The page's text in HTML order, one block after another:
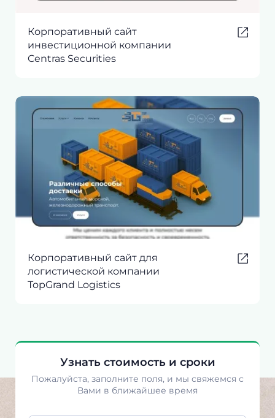
Корпоративный сайт
инвестиционной компании
Centras Securities
Корпоративный сайт для
логистической компании
TopGrand Logistics
Узнать стоимость и сроки
Пожалуйста, заполните поля, и мы свяжемся с
Вами в ближайшее время